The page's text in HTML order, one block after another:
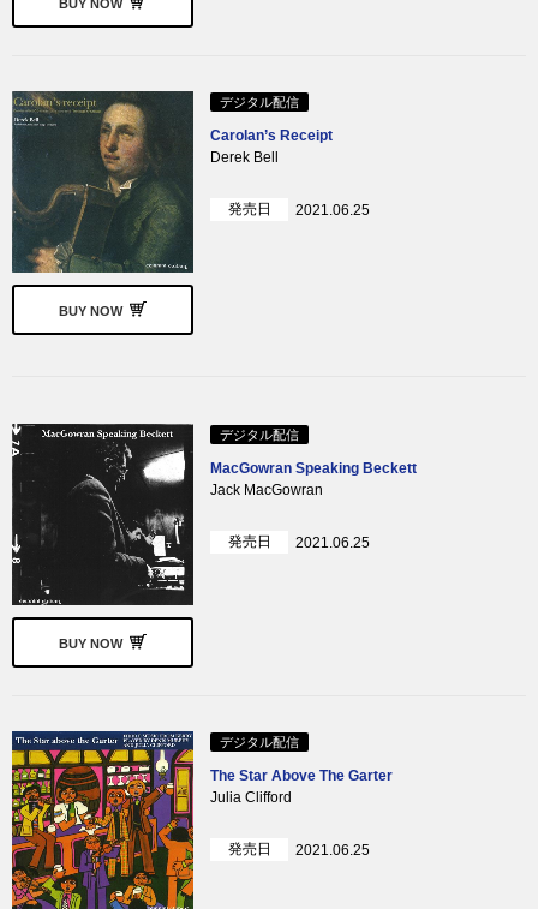
BUY NOW
BUY NOW
デジタル配信
Carolan’s Receipt
Derek Bell
発売日 2021.06.25
BUY NOW
デジタル配信
MacGowran Speaking Beckett
Jack MacGowran
発売日 2021.06.25
デジタル配信
The Star Above The Garter
Julia Clifford
発売日 2021.06.25